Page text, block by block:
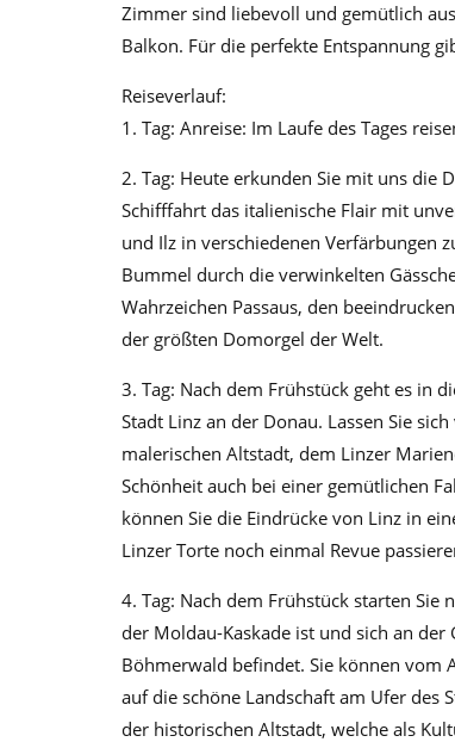
Zimmer sind liebevoll und gemütlich
Balkon. Für die perfekte Entspannung
Reiseverlauf:
1. Tag: Anreise: Im Laufe des Tages
2. Tag: Heute erkunden Sie mit uns die
Schifffahrt das italienische Flair mit
und Ilz in verschiedenen Verfärbungen
Bummel durch die verwinkelten
Wahrzeichen Passaus, den
der größten Domorgel der Welt.
3. Tag: Nach dem Frühstück geht es in
Stadt Linz an der Donau. Lassen Sie
malerischen Altstadt, dem Linzer
Schönheit auch bei einer gemütlichen
können Sie die Eindrücke von Linz in
Linzer Torte noch einmal Revue
4. Tag: Nach dem Frühstück starten Sie
der Moldau-Kaskade ist und sich an
Böhmerwald befindet. Sie können vom
auf die schöne Landschaft am Ufer des
der historischen Altstadt, welche als